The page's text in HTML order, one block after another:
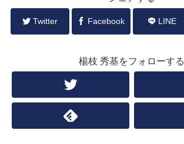
Twitter Facebook LINE
楊枝 秀基をフォローする